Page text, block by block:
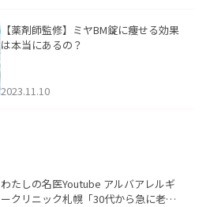
【薬剤師監修】ミヤBM錠に痩せる効果
は本当にあるの？
2023.11.10
わたしの名医Youtube アルバアレルギ
ークリニック札幌「30代から急に老け